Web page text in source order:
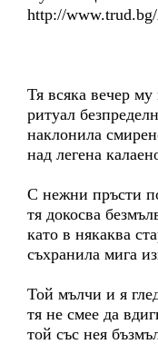
http://
Тя всяка вечер
ритуал
наклонила
над легена
С нежни пръсти
тя докосва
като в някаква
съхранила мига
Той мълчи и я
тя не смее да
той със нея